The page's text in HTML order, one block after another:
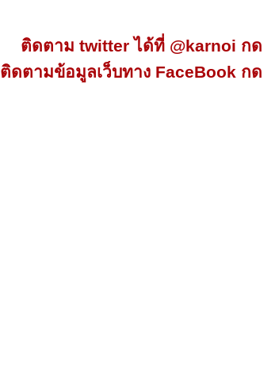
ติดตาม twitter ได้ที่ @karnoi กด
ติดตามข้อมูลเว็บทาง FaceBook กด